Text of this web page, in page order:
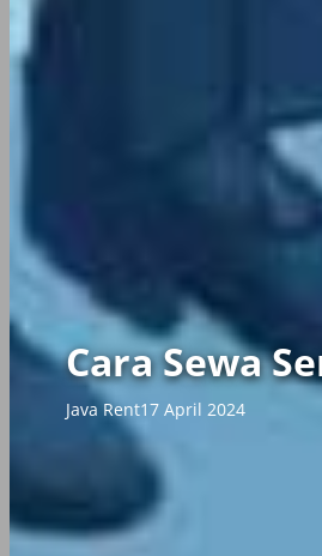
Cara Sewa
Java Rent17 April 2024